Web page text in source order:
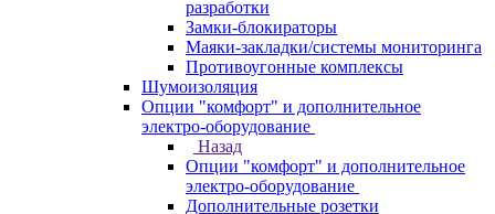
разработки
Замки-блокираторы
Маяки-закладки/системы мониторинга
Противоугонные комплексы
Шумоизоляция
Опции "комфорт" и дополнительное
электро-оборудование
Назад
Опции "комфорт" и дополнительное
электро-оборудование
Дополнительные розетки